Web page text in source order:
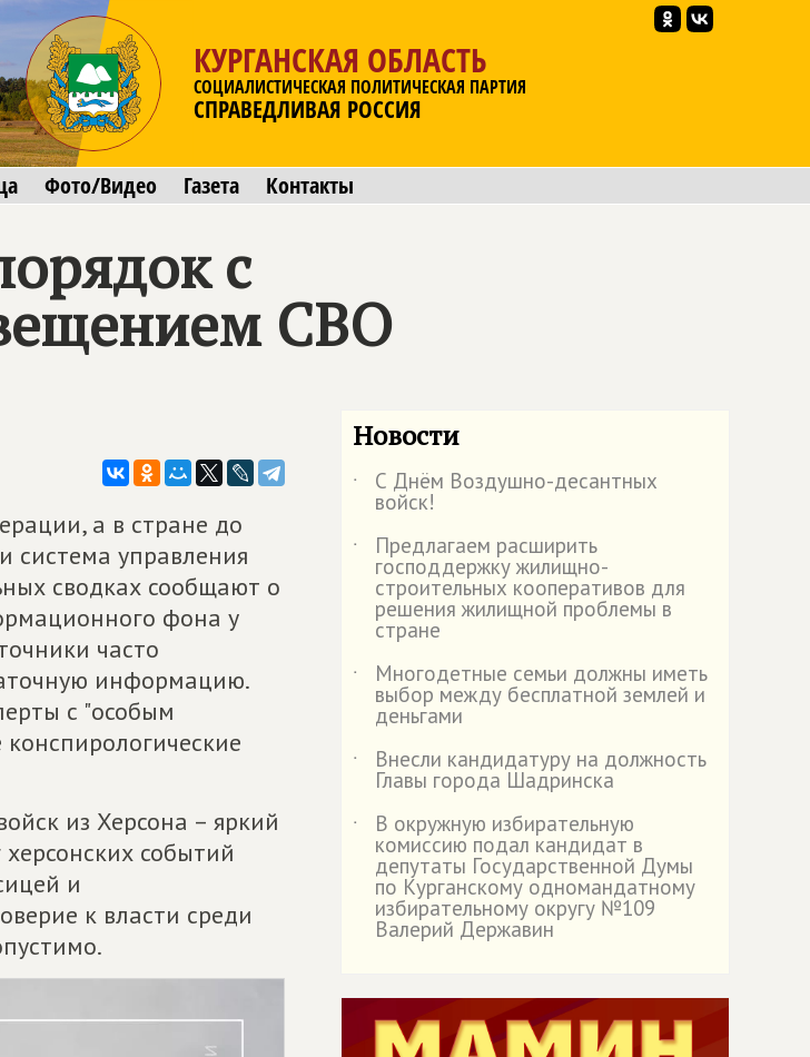
КУРГАНСКАЯ ОБЛАСТЬ
СОЦИАЛИСТИЧЕСКАЯ ПОЛИТИЧЕСКАЯ ПАРТИЯ
СПРАВЕДЛИВАЯ РОССИЯ
Фото/Видео Газета Контакты
с
СВО
а в стране до
система управления
сводках сообщают о
фона у
часто
информацию.
с "особым
из Херсона – яркий
событий
и
к власти среди
Новости
˙ С Днём Воздушно-десантных
войск!
˙
Предлагаем расширить
господдержку жилищно-
строительных кооперативов для
решения жилищной проблемы в
стране
˙
Многодетные семьи должны иметь
выбор между бесплатной землей и
деньгами
˙
Внесли кандидатуру на должность
Главы города Шадринска
˙
В окружную избирательную
комиссию подал кандидат в
депутаты Государственной Думы
по Курганскому одномандатному
избирательному округу №109
Валерий Державин